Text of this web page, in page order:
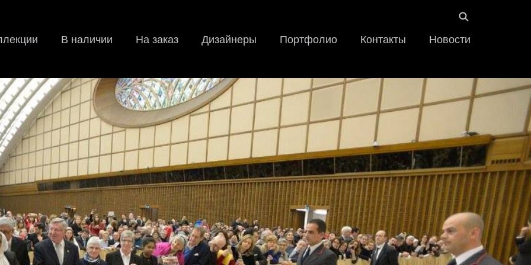
В наличии На заказ Дизайнеры Портфолио Контакты Новости